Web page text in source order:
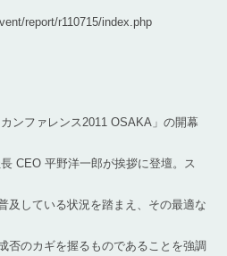
report/r110715/index.php
ンファレンス2011 OSAKA」の開幕
CEO 平野洋一郎が挨拶に登壇。ス
及している状況を踏まえ、その最適な
のカギを握るものであることを強調